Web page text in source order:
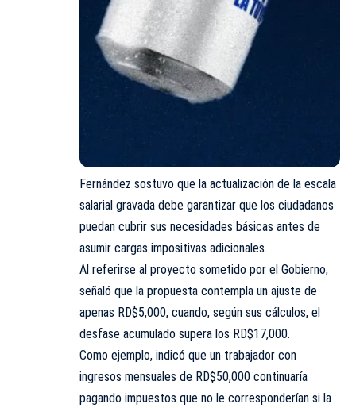
Fernández sostuvo que la actualización de la escala
salarial gravada debe garantizar que los ciudadanos
puedan cubrir sus necesidades básicas antes de
asumir cargas impositivas adicionales.
Al referirse al proyecto sometido por el Gobierno,
señaló que la propuesta contempla un ajuste de
apenas RD$5,000, cuando, según sus cálculos, el
desfase acumulado supera los RD$17,000.
Como ejemplo, indicó que un trabajador con
ingresos mensuales de RD$50,000 continuaría
pagando impuestos que no le corresponderían si la